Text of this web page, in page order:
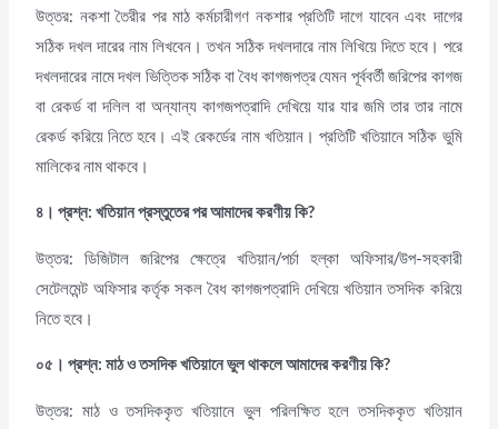
উত্তর: নকশা তৈরীর পর মাঠ কর্মচারীগণ নকশার প্রতিটি দাগে যাবেন এবং দাগের
সঠিক দখল দারের নাম লিখবেন। তখন সঠিক দখলদারে নাম লিখিয়ে দিতে হবে। পরে
দখলদারের নামে দখল ভিত্তিক সঠিক বা বৈধ কাগজপত্র যেমন পূর্ববর্তী জরিপের কাগজ
বা রেকর্ড বা দলিল বা অন্যান্য কাগজপত্রাদি দেখিয়ে যার যার জমি তার তার নামে
রেকর্ড করিয়ে নিতে হবে। এই রেকর্ডের নাম খতিয়ান। প্রতিটি খতিয়ানে সঠিক ভুমি
মালিকের নাম থাকবে।
৪। প্রশ্ন: খতিয়ান প্রস্তুতের পর আমাদের করণীয় কি?
উত্তর: ডিজিটাল জরিপের ক্ষেত্রে খতিয়ান/পর্চা হল্কা অফিসার/উপ-সহকারী
সেটেলমেন্ট অফিসার কর্তৃক সকল বৈধ কাগজপত্রাদি দেখিয়ে খতিয়ান তসদিক করিয়ে
নিতে হবে।
০৫। প্রশ্ন: মাঠ ও তসদিক খতিয়ানে ভুল থাকলে আমাদের করণীয় কি?
উত্তর: মাঠ ও তসদিককৃত খতিয়ানে ভুল পরিলক্ষিত হলে তসদিককৃত খতিয়ান